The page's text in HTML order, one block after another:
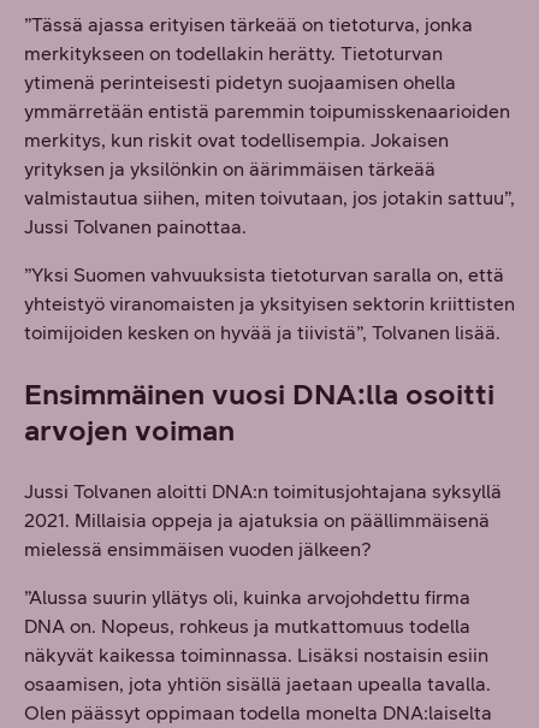
”Tässä ajassa erityisen tärkeää on tietoturva, jonka
merkitykseen on todellakin herätty. Tietoturvan
ytimenä perinteisesti pidetyn suojaamisen ohella
ymmärretään entistä paremmin toipumisskenaarioiden
merkitys, kun riskit ovat todellisempia. Jokaisen
yrityksen ja yksilönkin on äärimmäisen tärkeää
valmistautua siihen, miten toivutaan, jos jotakin sattuu”,
Jussi Tolvanen painottaa.
”Yksi Suomen vahvuuksista tietoturvan saralla on, että
yhteistyö viranomaisten ja yksityisen sektorin kriittisten
toimijoiden kesken on hyvää ja tiivistä”, Tolvanen lisää.
Ensimmäinen vuosi DNA:lla osoitti
arvojen voiman
Jussi Tolvanen aloitti DNA:n toimitusjohtajana syksyllä
2021. Millaisia oppeja ja ajatuksia on päällimmäisenä
mielessä ensimmäisen vuoden jälkeen?
”Alussa suurin yllätys oli, kuinka arvojohdettu firma
DNA on. Nopeus, rohkeus ja mutkattomuus todella
näkyvät kaikessa toiminnassa. Lisäksi nostaisin esiin
osaamisen, jota yhtiön sisällä jaetaan upealla tavalla.
Olen päässyt oppimaan todella monelta DNA:laiselta